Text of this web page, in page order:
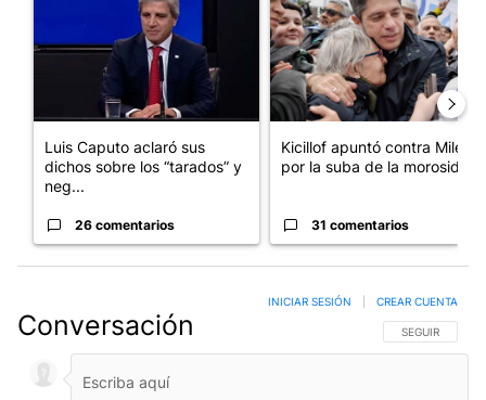
Luis Caputo aclaró sus
dichos sobre los “tarados” y
neg...
26 comentarios
Kicillof apuntó contra Milei
por la suba de la morosida...
31 comentarios
Conversación SIGA ESTA
SEGUIR
INICIAR SESIÓN CREAR CUENTA